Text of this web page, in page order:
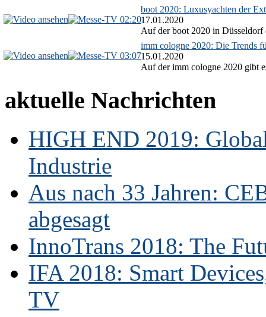
02:20
boot 2020: Luxusyachten der
17.01.2020
Auf der boot 2020 in Düsseldorf
03:07
imm cologne 2020: Die Trends
15.01.2020
Auf der imm cologne 2020 gibt
aktuelle Nachrichten
HIGH END 2019:
Industrie
Aus nach 33 Jahren:
abgesagt
InnoTrans 2018: The
IFA 2018: Smart
TV